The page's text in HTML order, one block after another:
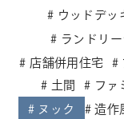
ウッドデッ
ランドリ
店舗併用住宅
土間
ファ
ヌック
造作